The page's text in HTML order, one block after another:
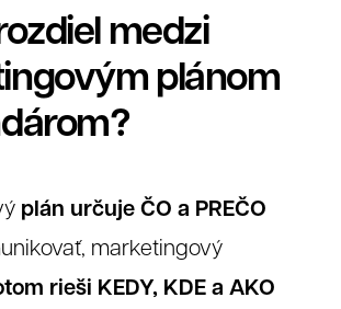
medzi
plánom
plán určuje ČO a PREČO
marketingový
rieši KEDY, KDE a AKO